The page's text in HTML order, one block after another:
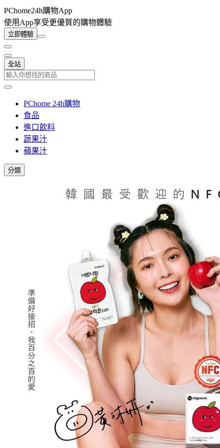
PChome24h購物App
使用App享受更優質的購物體驗
立即體驗
全站
PChome 24h購物
食品
進口飲料
蔬果汁
蘋果汁
分類